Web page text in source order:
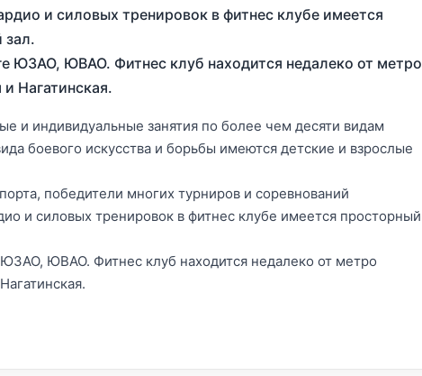
и силовых тренировок в фитнес клубе имеется
зал.
ЮЗАО, ЮВАО. Фитнес клуб находится недалеко от метро
Нагатинская.
и индивидуальные занятия по более чем десяти видам
боевого искусства и борьбы имеются детские и взрослые
победители многих турниров и соревнований
и силовых тренировок в фитнес клубе имеется просторный
ЮВАО. Фитнес клуб находится недалеко от метро